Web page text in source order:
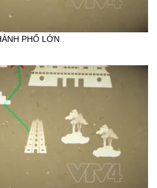
PHỐ LỚN